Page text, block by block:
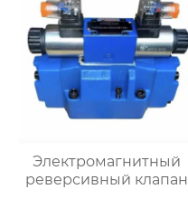
Электромагнитный
реверсивный клапан